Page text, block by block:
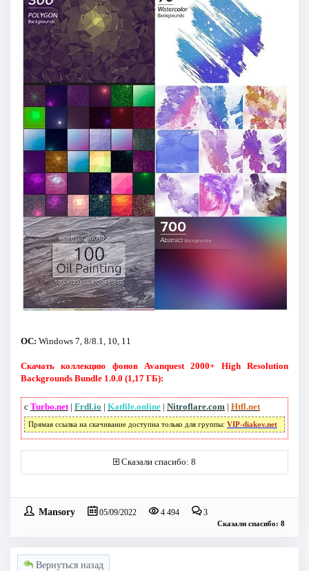
ОС: Windows 7, 8/8.1, 10, 11
Скачать коллекцию фонов Avanquest 2000+ High Resolution
Backgrounds Bundle 1.0.0 (1,17 ГБ):
с Turbo.net| Frdl.io | Katfile.online| Nitroflare.com | Htfl.net
Прямая ссылка на скачивание доступна только для группы: VIP-diakov.net
Сказали спасибо: 8
Mansory 05/09/2022 4 494 3
Сказали спасибо: 8
Вернуться назад